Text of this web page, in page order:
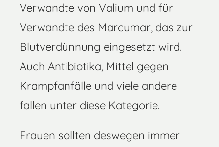
Verwandte von Valium und für
Verwandte des Marcumar, das zur
Blutverdünnung eingesetzt wird.
Auch Antibiotika, Mittel gegen
Krampfanfälle und viele andere
fallen unter diese Kategorie.
Frauen sollten deswegen immer